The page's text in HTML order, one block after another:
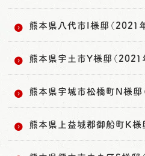
熊本県八代市I様邸（2021
熊本県宇土市Y様邸（2021
熊本県宇城市松橋町N様邸
熊本県上益城郡御船町K様